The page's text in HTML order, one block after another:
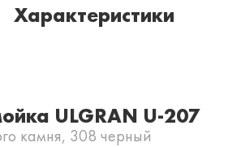
Характеристики
ULGRAN U-207
камня, 308 черный